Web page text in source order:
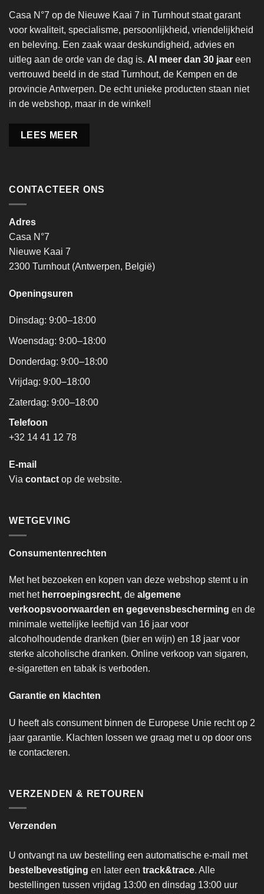
Casa N°7 op de Nieuwe Kaai 7 in Turnhout staat garant
voor kwaliteit, specialisme, persoonlijkheid, vriendelijkheid
en beleving. Een zaak waar deskundigheid, advies en
uitleg aan de orde van de dag is. Al meer dan 30 jaar een
vertrouwd beeld in de stad Turnhout, de Kempen en de
provincie Antwerpen. De echt unieke producten staan niet
in de webshop, maar in de winkel!
LEES MEER
CONTACTEER ONS
Adres
Casa N°7
Nieuwe Kaai 7
2300 Turnhout (Antwerpen, België)
Openingsuren
Dinsdag: 9:00–18:00
Woensdag: 9:00–18:00
Donderdag: 9:00–18:00
Vrijdag: 9:00–18:00
Zaterdag: 9:00–18:00
Telefoon
+32 14 41 12 78
E-mail
Via contact op de website.
WETGEVING
Consumentenrechten
Met het bezoeken en kopen van deze webshop stemt u in
met het herroepingsrecht, de algemene
verkoopsvoorwaarden en gegevensbescherming en de
minimale wettelijke leeftijd van 16 jaar voor
alcoholhoudende dranken (bier en wijn) en 18 jaar voor
sterke alcoholische dranken. Online verkoop van sigaren,
e-sigaretten en tabak is verboden.
Garantie en klachten
U heeft als consument binnen de Europese Unie recht op 2
jaar garantie. Klachten lossen we graag met u op door ons
te contacteren.
VERZENDEN & RETOUREN
Verzenden
U ontvangt na uw bestelling een automatische e-mail met
bestelbevestiging en later een track&trace. Alle
bestellingen tussen vrijdag 13:00 en dinsdag 13:00 uur